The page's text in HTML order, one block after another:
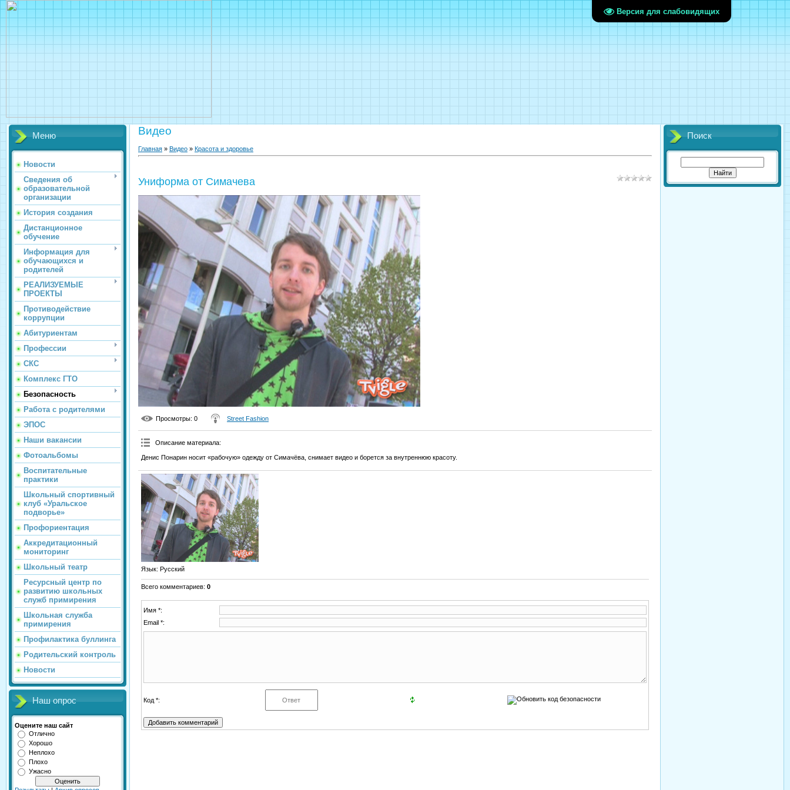
Версия для слабовидящих
Меню
Новости
Сведения об
образовательной
организации
История создания
Дистанционное
обучение
Информация для
обучающихся и
родителей
РЕАЛИЗУЕМЫЕ
ПРОЕКТЫ
Противодействие
коррупции
Абитуриентам
Профессии
СКС
Комплекс ГТО
Безопасность
Работа с родителями
ЭПОС
Наши вакансии
Фотоальбомы
Воспитательные
практики
Школьный спортивный
клуб «Уральское
подворье»
Профориентация
Аккредитационный
мониторинг
Школьный театр
Ресурсный центр по
развитию школьных
служб примирения
Школьная служба
примирения
Профилактика буллинга
Родительский контроль
Новости
Наш опрос
Оцените наш сайт
Отлично
Хорошо
Неплохо
Плохо
Ужасно
Видео
Главная » Видео » Красота и здоровье
Униформа от Симачева
Просмотры: 0 Street Fashion
Описание материала:
Денис Понарин носит «рабочую» одежду от Симачёва, снимает видео и борется за внутреннюю красоту.
Язык: Русский
Всего комментариев: 0
Имя *:
Email *:
Код *:
Поиск